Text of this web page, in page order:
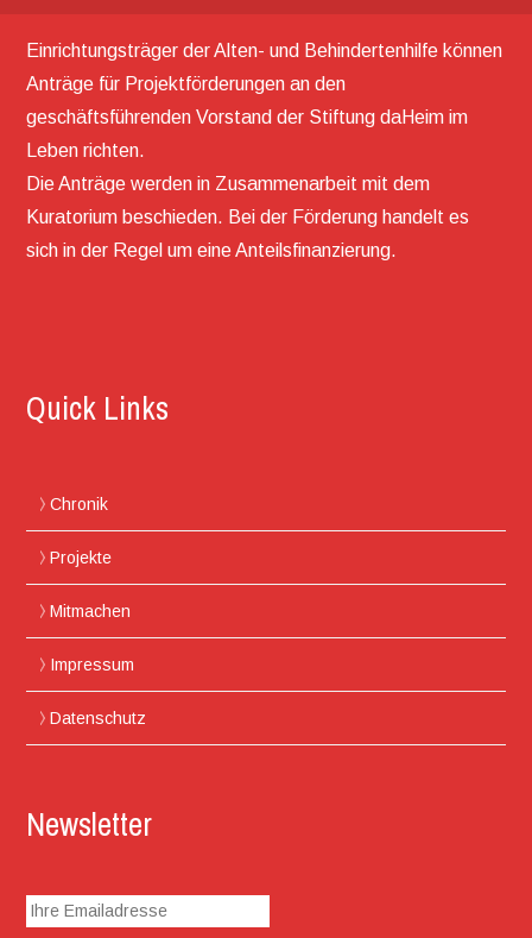
Einrichtungsträger der Alten- und Behindertenhilfe können
Anträge für Projektförderungen an den
geschäftsführenden Vorstand der Stiftung daHeim im
Leben richten.
Die Anträge werden in Zusammenarbeit mit dem
Kuratorium beschieden. Bei der Förderung handelt es
sich in der Regel um eine Anteilsfinanzierung.
Quick Links
Chronik
Projekte
Mitmachen
Impressum
Datenschutz
Newsletter